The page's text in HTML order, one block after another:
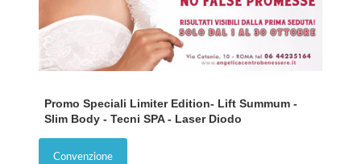
Promo Speciali Limiter Edition- Lift Summum -
Slim Body - Tecni SPA - Laser Diodo
Convenzione